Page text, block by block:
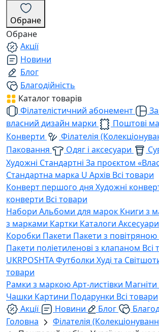
Обране
Обране
Акції
Новини
Блог
Благодійність
Каталог товарів
Філателістичний абонемент
власний дизайн марки
Поштові
Конверти
Філателія
Паковання
Одяг і аксесуари
Художні Стандартні За проєктом
Стандартна марка U Архів Всі товари
Конверт першого дня Художні
конверти Всі товари
Набори Альбоми для марок Книги з
з марками Картки Каталоги Аксесуари
Коробки Пакети Пакети з
Пакети поліетиленові з клапаном Всі
UKRPOSHTAФутболки Худі та
товари
Рамки з маркоюАрт-листівки Магніти
Чашки Картини Подарунки Всі товари
Акції
Новини Блог
Головна
Філателія